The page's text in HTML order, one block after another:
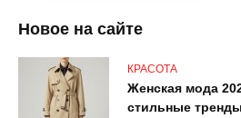
Новое на сайте
КРАСОТА
Женская мода
стильные